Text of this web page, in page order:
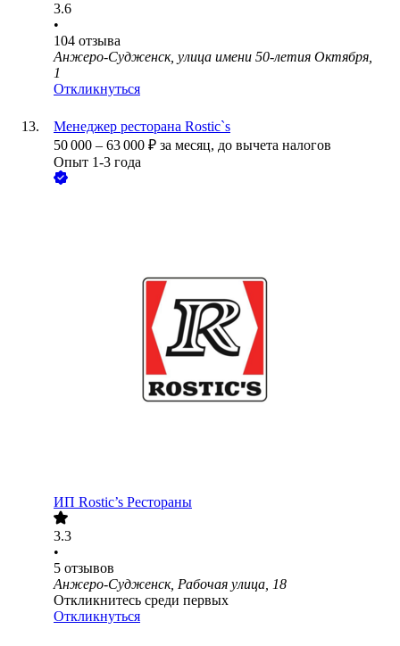
3.6
•
104 отзыва
Анжеро-Судженск, улица имени 50-летия Октября,
1
Откликнуться
Менеджер ресторана Rostic`s
50 000 – 63 000 ₽ за месяц, до вычета налогов
Опыт 1-3 года
ИП Rostic’s Рестораны
3.3
•
5 отзывов
Анжеро-Судженск, Рабочая улица, 18
Откликнитесь среди первых
Откликнуться